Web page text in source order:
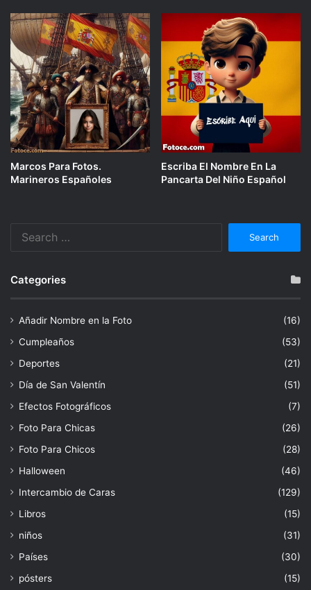
Marcos Para Fotos.
Marineros Españoles
Escriba El Nombre En La
Pancarta Del Niño Español
Categories
Añadir Nombre en la Foto
(16)
Cumpleaños
(53)
Deportes
(21)
Día de San Valentín
(51)
Efectos Fotográficos
(7)
Foto Para Chicas
(26)
Foto Para Chicos
(28)
Halloween
(46)
Intercambio de Caras
(129)
Libros
(15)
niños
(31)
Países
(30)
pósters
(15)